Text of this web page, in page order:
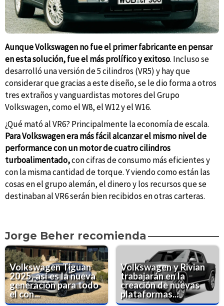
Aunque Volkswagen no fue el primer fabricante en pensar
en esta solución, fue el más prolífico y exitoso. Incluso se
desarrolló una versión de 5 cilindros (VR5) y hay que
considerar que gracias a este diseño, se le dio forma a otros
tres extraños y vanguardistas motores del Grupo
Volkswagen, como el W8, el W12 y el W16.
¿Qué mató al VR6? Principalmente la economía de escala.
Para Volkswagen era más fácil alcanzar el mismo nivel de
performance con un motor de cuatro cilindros
turboalimentado,con cifras de consumo más eficientes y
con la misma cantidad de torque. Y viendo como están las
cosas en el grupo alemán, el dinero y los recursos que se
destinaban al VR6 serán bien recibidos en otras carteras.
Jorge Beher recomienda
Volkswagen Tiguan
2025, así es la nueva
generación para todo
el con...
Volkswagen y Rivian
trabajarán en la
creación de nuevas
plataformas...